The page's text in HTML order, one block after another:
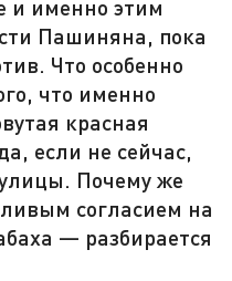
и именно этим
Пашиняна, пока
Что особенно
что именно
красная
если не сейчас,
Почему же
согласием на
— разбирается